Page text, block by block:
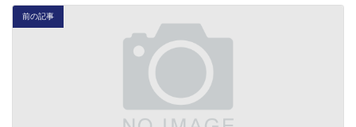
前の記事